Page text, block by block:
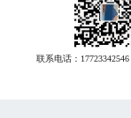
联系电话： 17723342546